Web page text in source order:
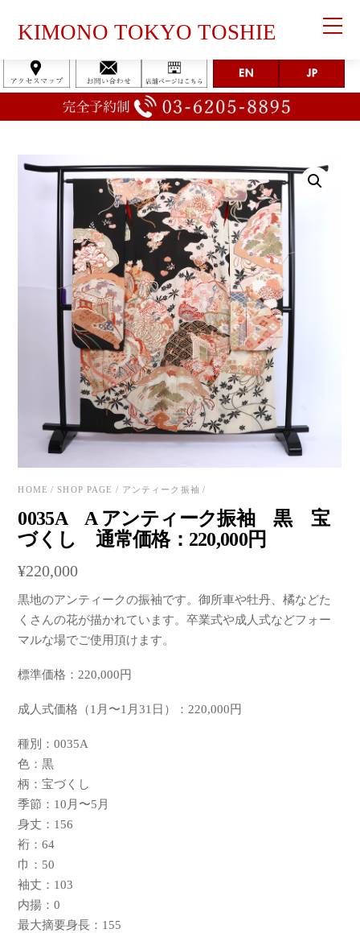
KIMONO TOKYO TOSHIE
HOME /SHOP PAGE / アンティーク振袖 /
0035A A アンティーク振袖 黒 宝
づくし 通常価格：220,000円
¥220,000
黒地のアンティークの振袖です。御所車や牡丹、橘などた
くさんの花が描かれています。卒業式や成人式などフォー
マルな場でご使用頂けます。
標準価格：220,000円
成人式価格（1月〜1月31日）：220,000円
種別：0035A
色：黒
柄：宝づくし
季節：10月〜5月
身丈：156
裄：64
巾：50
袖丈：103
内揚：0
最大摘要身長：155